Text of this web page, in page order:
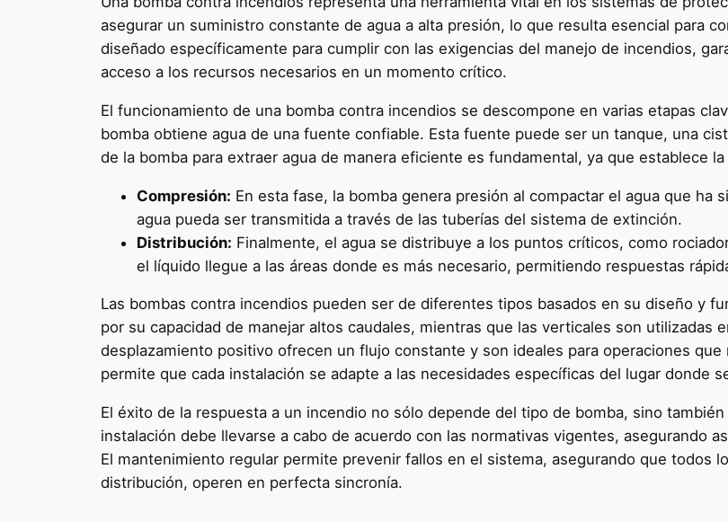
asegurar un suministro constante de agua a alta presión, lo que resulta esencial para
diseñado específicamente para cumplir con las exigencias del manejo de incendios,
acceso a los recursos necesarios en un momento crítico.
El funcionamiento de una bomba contra incendios se descompone en varias etapas
bomba obtiene agua de una fuente confiable. Esta fuente puede ser un tanque, una
de la bomba para extraer agua de manera eficiente es fundamental, ya que establece
Compresión: En esta fase, la bomba genera presión al compactar el agua que ha
agua pueda ser transmitida a través de las tuberías del sistema de extinción.
Distribución: Finalmente, el agua se distribuye a los puntos críticos, como
el líquido llegue a las áreas donde es más necesario, permitiendo respuestas
Las bombas contra incendios pueden ser de diferentes tipos basados en su diseño y
por su capacidad de manejar altos caudales, mientras que las verticales son utilizadas
desplazamiento positivo ofrecen un flujo constante y son ideales para operaciones
permite que cada instalación se adapte a las necesidades específicas del lugar donde
El éxito de la respuesta a un incendio no sólo depende del tipo de bomba, sino
instalación debe llevarse a cabo de acuerdo con las normativas vigentes, asegurando
El mantenimiento regular permite prevenir fallos en el sistema, asegurando que todos
distribución, operen en perfecta sincronía.